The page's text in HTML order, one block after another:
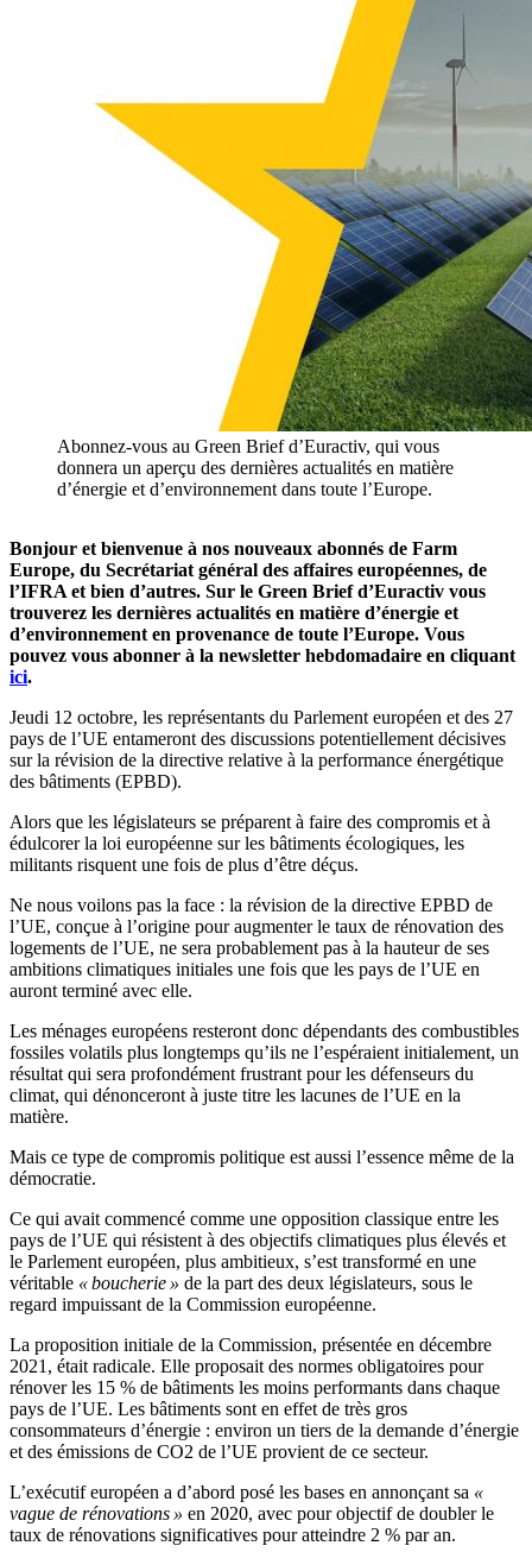
Abonnez-vous au Green Brief d’Euractiv, qui vous
donnera un aperçu des dernières actualités en matière
d’énergie et d’environnement dans toute l’Europe.
Bonjour et bienvenue à nos nouveaux abonnés de Farm
Europe, du Secrétariat général des affaires européennes, de
l’IFRA et bien d’autres. Sur le Green Brief d’Euractiv vous
trouverez les dernières actualités en matière d’énergie et
d’environnement en provenance de toute l’Europe. Vous
pouvez vous abonner à la newsletter hebdomadaire en cliquant
ici.
Jeudi 12 octobre, les représentants du Parlement européen et des 27
pays de l’UE entameront des discussions potentiellement décisives
sur la révision de la directive relative à la performance énergétique
des bâtiments (EPBD).
Alors que les législateurs se préparent à faire des compromis et à
édulcorer la loi européenne sur les bâtiments écologiques, les
militants risquent une fois de plus d’être déçus.
Ne nous voilons pas la face : la révision de la directive EPBD de
l’UE, conçue à l’origine pour augmenter le taux de rénovation des
logements de l’UE, ne sera probablement pas à la hauteur de ses
ambitions climatiques initiales une fois que les pays de l’UE en
auront terminé avec elle.
Les ménages européens resteront donc dépendants des combustibles
fossiles volatils plus longtemps qu’ils ne l’espéraient initialement, un
résultat qui sera profondément frustrant pour les défenseurs du
climat, qui dénonceront à juste titre les lacunes de l’UE en la
matière.
Mais ce type de compromis politique est aussi l’essence même de la
démocratie.
Ce qui avait commencé comme une opposition classique entre les
pays de l’UE qui résistent à des objectifs climatiques plus élevés et
le Parlement européen, plus ambitieux, s’est transformé en une
véritable « boucherie » de la part des deux législateurs, sous le
regard impuissant de la Commission européenne.
La proposition initiale de la Commission, présentée en décembre
2021, était radicale. Elle proposait des normes obligatoires pour
rénover les 15 % de bâtiments les moins performants dans chaque
pays de l’UE. Les bâtiments sont en effet de très gros
consommateurs d’énergie : environ un tiers de la demande d’énergie
et des émissions de CO2 de l’UE provient de ce secteur.
L’exécutif européen a d’abord posé les bases en annonçant sa «
vague de rénovations » en 2020, avec pour objectif de doubler le
taux de rénovations significatives pour atteindre 2 % par an.